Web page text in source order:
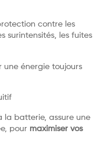
contre les
surintensités, les fuites
une énergie toujours
la batterie, assure une
pour maximiser vos